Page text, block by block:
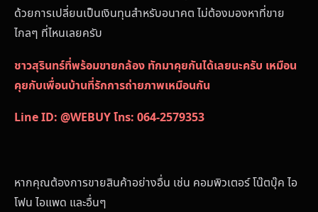
ด้วยการเปลี่ยนเป็นเงินทุนสำหรับอนาคต ไม่ต้องมองหาที่ขาย
ไกลๆ ที่ไหนเลยครับ
ชาวสุรินทร์ที่พร้อมขายกล้อง ทักมาคุยกันได้เลยนะครับ เหมือน
คุยกับเพื่อนบ้านที่รักการถ่ายภาพเหมือนกัน
Line ID: @WEBUYโทร: 064-2579353
หากคุณต้องการขายสินค้าอย่างอื่น เช่น คอมพิวเตอร์ โน๊ตบุ๊ค ไอ
โฟน ไอแพด และอื่นๆ